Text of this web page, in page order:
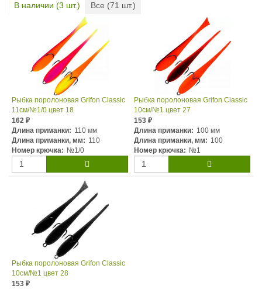
В наличии (3 шт.) Все (71 шт.)
Рыбка поролоновая Grifon Classic
11см/№1/0 цвет 18
162 ₽
Длина приманки: 110 мм
Длина приманки, мм: 110
Номер крючка: №1/0
Рыбка поролоновая Grifon Classic
10см/№1 цвет 27
153 ₽
Длина приманки: 100 мм
Длина приманки, мм: 100
Номер крючка: №1
Рыбка поролоновая Grifon Classic
10см/№1 цвет 28
153 ₽